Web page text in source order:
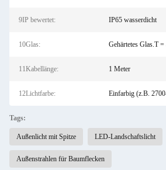
9IP bewertet: IP65 wasserdicht
10Glas: Gehärtetes Glas.T =
11Kabellänge: 1 Meter
12Lichtfarbe: Einfarbig (z.B.
Tags:
Außenlicht mit Spitze LED-Landschaftslicht
Außenstrahlen für Baumflecken